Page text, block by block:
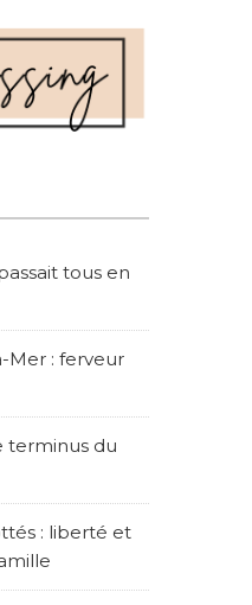
tous en
Mer : ferveur
terminus du
: liberté et